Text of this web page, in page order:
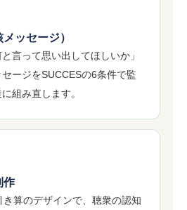
ッセージ）
言って思い出してほしいか」
ージをSUCCESの6条件で監
組み直します。
作
算のデザインで、聴衆の認知